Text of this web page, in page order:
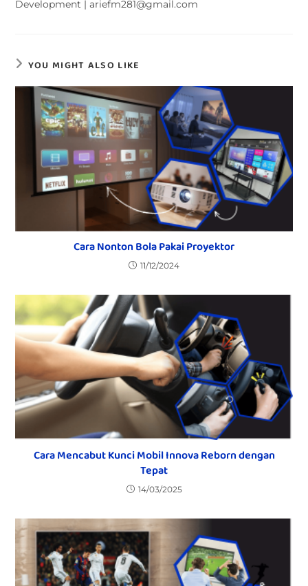
Development | ariefm281@gmail.com
YOU MIGHT ALSO LIKE
Cara Nonton Bola Pakai Proyektor
11/12/2024
Cara Mencabut Kunci Mobil Innova Reborn dengan
Tepat
14/03/2025